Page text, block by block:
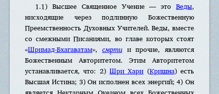
1.1) Высшее Священное Учение — это Веды,
нисходящие через подлинную Божественную
Преемственность Духовных Учителей. Веды, вместе
со смежными Писаниями, во главе которых стоят
«Шримад-Бхагаватам», смр̣тии прочие, являются
Божественным Авторитетом. Этим Авторитетом
устанавливается, что: 2) Шри Хари (Кришна) есть
Высшая Истина; 3) Он исполнен всех энергий; 4) Он